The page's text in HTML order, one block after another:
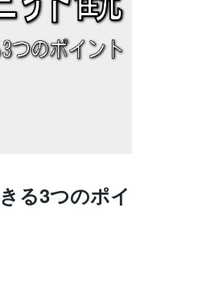
る3つのポイ